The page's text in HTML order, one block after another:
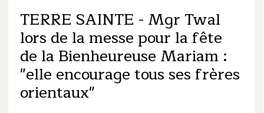
TERRE SAINTE - Mgr Twal
lors de la messe pour la fête
de la Bienheureuse Mariam :
"elle encourage tous ses frères
orientaux"